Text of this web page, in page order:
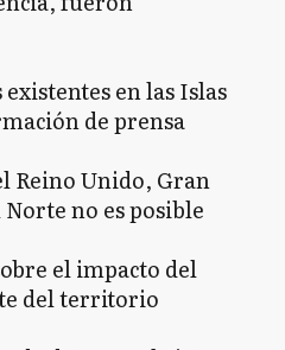
existentes en las Islas
de prensa
Reino Unido, Gran
no es posible
el impacto del
del territorio